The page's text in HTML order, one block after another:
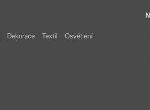
Dekorace Textil Osvětlení